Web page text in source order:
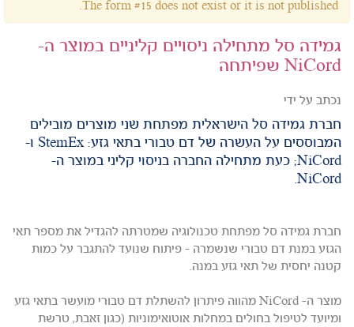
The form #15 does not exist or it is not published.
גמידה סל מתחילה ניסויים קליניים במוצר ה-
NiCord שפיתחה
נכתב על ידי
חברת גמידה סל הישראלית מפתחת שני מוצרים מובילים
המבוססים על העשרה של דם טבורי בתאי גזע: StemEx ו-
NiCord; כעת מתחילה החברה בניסוי קליני במוצר ה-
NiCord.
חברת גמידה סל מפתחת טכנולוגיה שמטרתה להגדיל את מספר תאי
הגזע במנת דם טבורי שנשמרה - פיתוח שנועד להתגבר על כמות
קטנה יחסית של תאי גזע במנה.
מוצר ה- NiCord מהווה פיתרון להשתלת דם טבורי מועשר בתאי גזע
ומיועד לטיפול בחולים במחלות אוטואימוניות (כגון זאבת, טרשת